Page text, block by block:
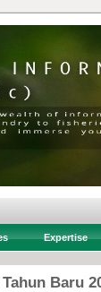
Expertise
Baru